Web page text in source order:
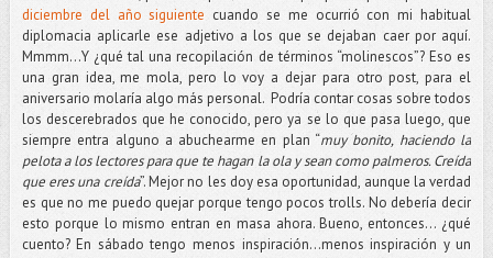
diciembre del año siguiente cuando se me ocurrió con mi habitual
diplomacia aplicarle ese adjetivo a los que se dejaban caer por aquí.
Mmmm...Y ¿qué tal una recopilación de términos “molinescos”? Eso es
una gran idea, me mola, pero lo voy a dejar para otro post, para el
aniversario molaría algo más personal. Podría contar cosas sobre todos
los descerebrados que he conocido, pero ya se lo que pasa luego, que
siempre entra alguno a abuchearme en plan “muy bonito, haciendo la
pelota a los lectores para que te hagan la ola y sean como palmeros. Creída
que eres una creída”. Mejor no les doy esa oportunidad, aunque la verdad
es que no me puedo quejar porque tengo pocos trolls. No debería decir
esto porque lo mismo entran en masa ahora. Bueno, entonces... ¿qué
cuento? En sábado tengo menos inspiración…menos inspiración y un